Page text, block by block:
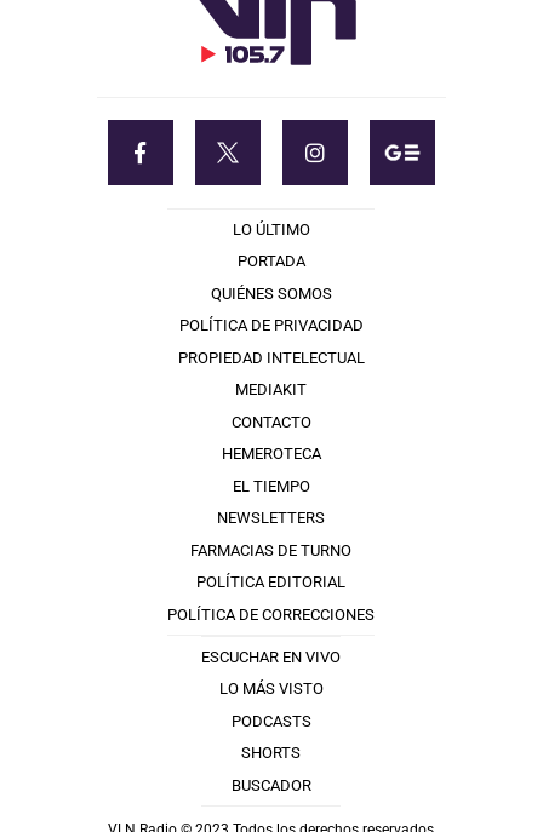
LO ÚLTIMO
PORTADA
QUIÉNES SOMOS
POLÍTICA DE PRIVACIDAD
PROPIEDAD INTELECTUAL
MEDIAKIT
CONTACTO
HEMEROTECA
EL TIEMPO
NEWSLETTERS
FARMACIAS DE TURNO
POLÍTICA EDITORIAL
POLÍTICA DE CORRECCIONES
ESCUCHAR EN VIVO
LO MÁS VISTO
PODCASTS
SHORTS
BUSCADOR